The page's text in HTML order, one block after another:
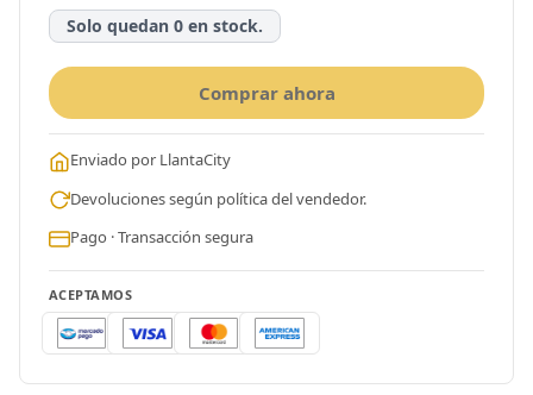
Solo quedan 0 en stock.
Comprar ahora
Enviado por LlantaCity
Devoluciones según política del vendedor.
Pago · Transacción segura
ACEPTAMOS